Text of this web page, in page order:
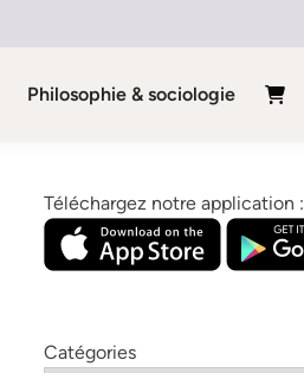
Philosophie & sociologie
Téléchargez notre application :
Catégories